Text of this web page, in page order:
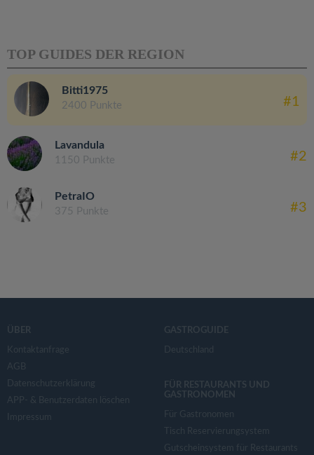
TOP GUIDES DER REGION
Bitti1975
2400 Punkte #1
Lavandula
1150 Punkte #2
PetraIO
375 Punkte #3
ÜBER
Kontaktanfrage
AGB
Datenschutzerklärung
APP- & Benutzerdaten löschen
Impressum
GASTROGUIDE
Deutschland
FÜR RESTAURANTS UND
GASTRONOMEN
Für Gastronomen
Tisch Reservierungsystem
Gutscheinsystem für Restaurants